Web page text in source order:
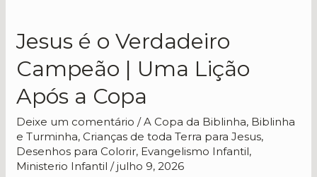
Jesus é o Verdadeiro
Campeão | Uma Lição
Após a Copa
Deixe um comentário /A Copa da Biblinha, Biblinha
e Turminha, Crianças de toda Terra para Jesus,
Desenhos para Colorir, Evangelismo Infantil,
Ministerio Infantil /julho 9, 2026
Jesus
o
Verdadeiro
Campeão
Uma
Lição